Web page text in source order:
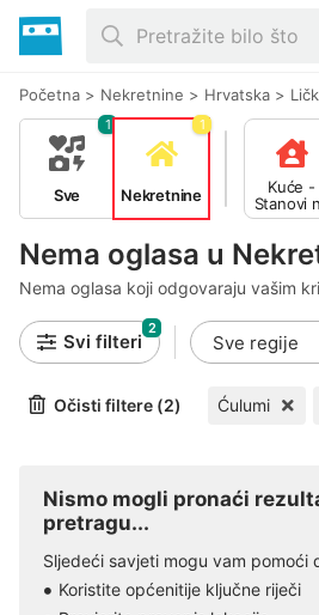
Početna > Nekretnine > Hrvatska >
Nema oglasa u
Nema oglasa koji odgovaraju vašim
Sve
1
Nekretnine
1
Kuće -
Stanovi
prodaju
Svi filteri
2
Očisti filtere (2) Ćulumi
Nismo mogli pronaći
pretragu...
Sljedeći savjeti mogu vam pomoći
Koristite općenitije ključne riječi